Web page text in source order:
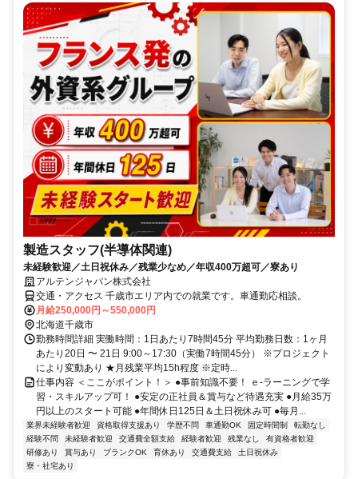
製造スタッフ(半導体関連)
未経験歓迎／土日祝休み／残業少なめ／年収400万超可／寮あり
アルテンジャパン株式会社
交通・アクセス 千歳市エリア内での就業です。車通勤応相談。
月給250,000円～550,000円
北海道千歳市
勤務時間詳細 実働時間：1日あたり7時間45分 平均勤務日数：1ヶ月
あたり20日 〜 21日 9:00～17:30（実働7時間45分） ※プロジェクト
により変動あり ★月残業平均15h程度 ※定時...
仕事内容 ＜ここがポイント！＞ ●事前知識不要！ ｅ-ラーニングで学
習・スキルアップ可！ ●安定の正社員＆賞与など待遇充実 ●月給35万
円以上のスタート可能 ●年間休日125日＆土日祝休み可 ●毎月...
業界未経験者歓迎 資格取得支援あり 学歴不問 車通勤OK 固定時間制
転勤なし
経験不問
未経験者歓迎 交通費全額支給 経験者歓迎 残業なし
有資格者歓迎
研修あり
賞与あり ブランクOK 育休あり 交通費支給
土日祝休み
寮・社宅あり